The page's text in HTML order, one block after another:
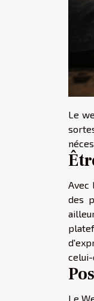
Le
Avec
des
Le